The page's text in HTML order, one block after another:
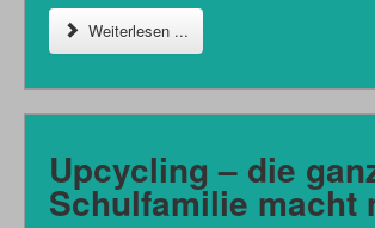
Weiterlesen ...
Upcycling – die
Schulfamilie macht